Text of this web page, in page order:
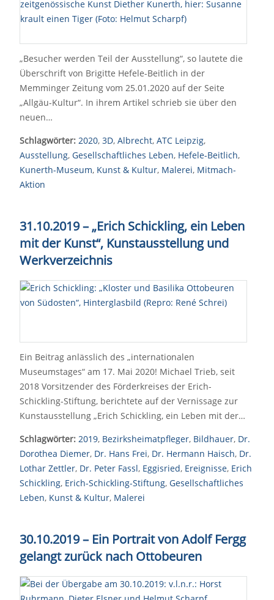
„Besucher werden Teil der Ausstellung“, so lautete die
Überschrift von Brigitte Hefele-Beitlich in der
Memminger Zeitung vom 25.01.2020 auf der Seite
„Allgäu-Kultur“. In ihrem Artikel schrieb sie über den
neuen…
Schlagwörter: 2020, 3D, Albrecht, ATC Leipzig,
Ausstellung, Gesellschaftliches Leben, Hefele-Beitlich,
Kunerth-Museum, Kunst & Kultur, Malerei, Mitmach-
Aktion
31.10.2019 – „Erich Schickling, ein Leben
mit der Kunst“, Kunstausstellung und
Werkverzeichnis
Ein Beitrag anlässlich des „internationalen
Museumstages“ am 17. Mai 2020! Michael Trieb, seit
2018 Vorsitzender des Förderkreises der Erich-
Schickling-Stiftung, berichtete auf der Vernissage zur
Kunstausstellung „Erich Schickling, ein Leben mit der…
Schlagwörter: 2019, Bezirksheimatpfleger, Bildhauer, Dr.
Dorothea Diemer, Dr. Hans Frei, Dr. Hermann Haisch, Dr.
Lothar Zettler, Dr. Peter Fassl, Eggisried, Ereignisse, Erich
Schickling, Erich-Schickling-Stiftung, Gesellschaftliches
Leben, Kunst & Kultur, Malerei
30.10.2019 – Ein Portrait von Adolf Fergg
gelangt zurück nach Ottobeuren